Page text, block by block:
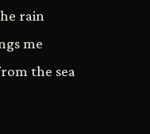
rain
me
the sea